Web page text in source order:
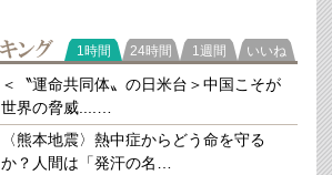
ランキング
1時間 24時間 1週間 いいね
＜〝運命共同体〟の日米台＞中国こそが
世界の脅威....…
〈熊本地震〉熱中症からどう命を守る
か？人間は「発汗の名…